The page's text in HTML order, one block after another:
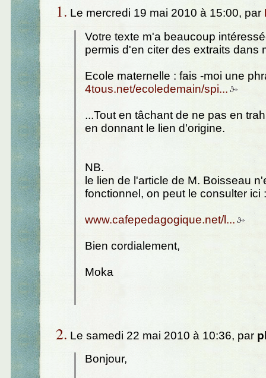
1. Le mercredi 19 mai 2010 à 15:00, par
Votre texte m'a beaucoup
permis d'en citer des extraits dans
Ecole maternelle : fais -moi une
4tous.net/ecoledemain/spi...
...Tout en tâchant de ne pas en
en donnant le lien d'origine.
NB.
le lien de l'article de M. Boisseau
fonctionnel, on peut le consulter ici :
www.cafepedagogique.net/l...
Bien cordialement,
Moka
2. Le samedi 22 mai 2010 à 10:36, par
Bonjour,